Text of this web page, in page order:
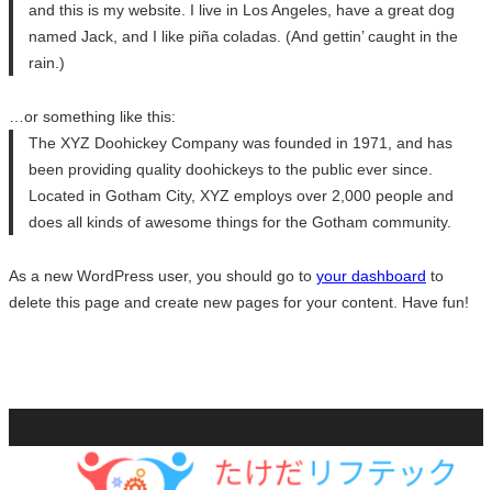
and this is my website. I live in Los Angeles, have a great dog
named Jack, and I like piña coladas. (And gettin’ caught in the
rain.)
…or something like this:
The XYZ Doohickey Company was founded in 1971, and has
been providing quality doohickeys to the public ever since.
Located in Gotham City, XYZ employs over 2,000 people and
does all kinds of awesome things for the Gotham community.
As a new WordPress user, you should go to your dashboard to
delete this page and create new pages for your content. Have fun!